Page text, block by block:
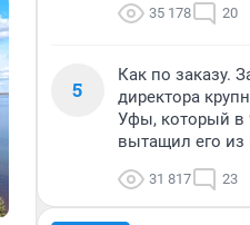
35 178 20
5
Как по заказу.
директора
Уфы, который в
вытащил его из
31 817 23